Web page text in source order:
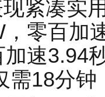
紧凑实
零百加
速3.94
需18分